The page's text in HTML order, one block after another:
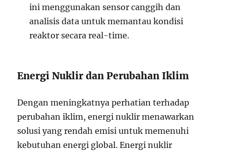
ini menggunakan sensor canggih dan
analisis data untuk memantau kondisi
reaktor secara real-time.
Energi Nuklir dan Perubahan Iklim
Dengan meningkatnya perhatian terhadap
perubahan iklim, energi nuklir menawarkan
solusi yang rendah emisi untuk memenuhi
kebutuhan energi global. Energi nuklir